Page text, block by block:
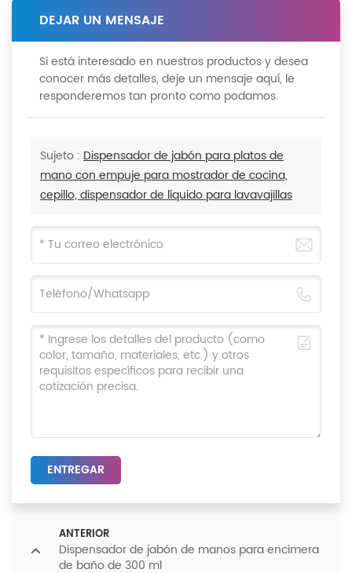
DEJAR UN MENSAJE
Si está interesado en nuestros productos y desea
conocer más detalles, deje un mensaje aquí, le
responderemos tan pronto como podamos.
Sujeto : Dispensador de jabón para platos de
mano con empuje para mostrador de cocina,
cepillo, dispensador de líquido para lavavajillas
ENTREGAR
ANTERIOR
Dispensador de jabón de manos para encimera
de baño de 300 ml